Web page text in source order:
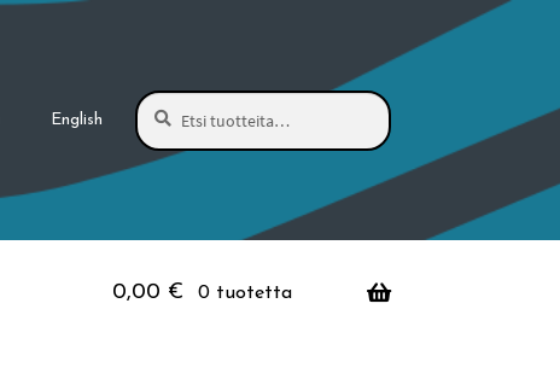
English
Etsi:
Haku
0,00 € 0 tuotetta